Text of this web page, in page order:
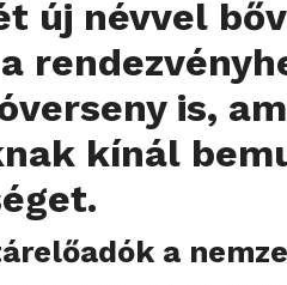
új névvel
is,
kínál
a